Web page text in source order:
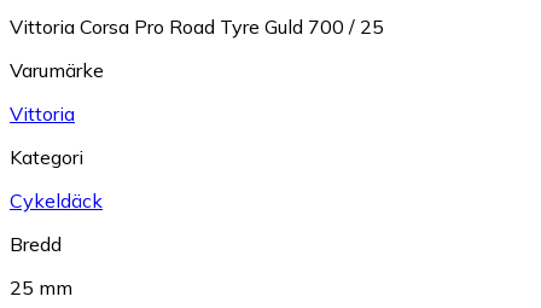
Vittoria Corsa Pro Road Tyre Guld 700 / 25
Varumärke
Vittoria
Kategori
Cykeldäck
Bredd
25 mm